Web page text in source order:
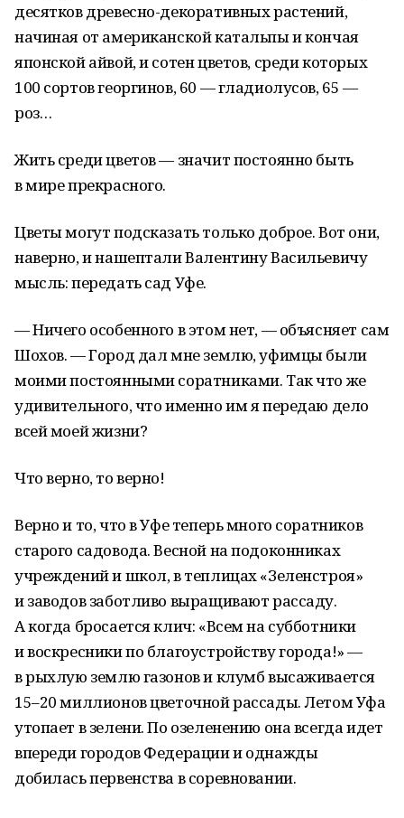
десятков древесно-декоративных растений,
начиная от американской катальпы и кончая
японской айвой, и сотен цветов, среди которых
100 сортов георгинов, 60 — гладиолусов, 65 —
роз…
Жить среди цветов — значит постоянно быть
в мире прекрасного.
Цветы могут подсказать только доброе. Вот они,
наверно, и нашептали Валентину Васильевичу
мысль: передать сад Уфе.
— Ничего особенного в этом нет, — объясняет сам
Шохов. — Город дал мне землю, уфимцы были
моими постоянными соратниками. Так что же
удивительного, что именно им я передаю дело
всей моей жизни?
Что верно, то верно!
Верно и то, что в Уфе теперь много соратников
старого садовода. Весной на подоконниках
учреждений и школ, в теплицах «Зеленстроя»
и заводов заботливо выращивают рассаду.
А когда бросается клич: «Всем на субботники
и воскресники по благоустройству города!» —
в рыхлую землю газонов и клумб высаживается
15–20 миллионов цветочной рассады. Летом Уфа
утопает в зелени. По озеленению она всегда идет
впереди городов Федерации и однажды
добилась первенства в соревновании.